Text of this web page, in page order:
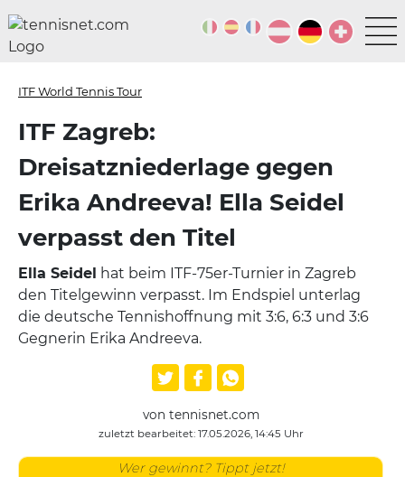
ITF World Tennis Tour
ITF Zagreb:
Dreisatzniederlage gegen
Erika Andreeva! Ella Seidel
verpasst den Titel
Ella Seidel hat beim ITF-75er-Turnier in Zagreb
den Titelgewinn verpasst. Im Endspiel unterlag
die deutsche Tennishoffnung mit 3:6, 6:3 und 3:6
Gegnerin Erika Andreeva.
von tennisnet.com
zuletzt bearbeitet: 17.05.2026, 14:45 Uhr
Wer gewinnt? Tippt jetzt!